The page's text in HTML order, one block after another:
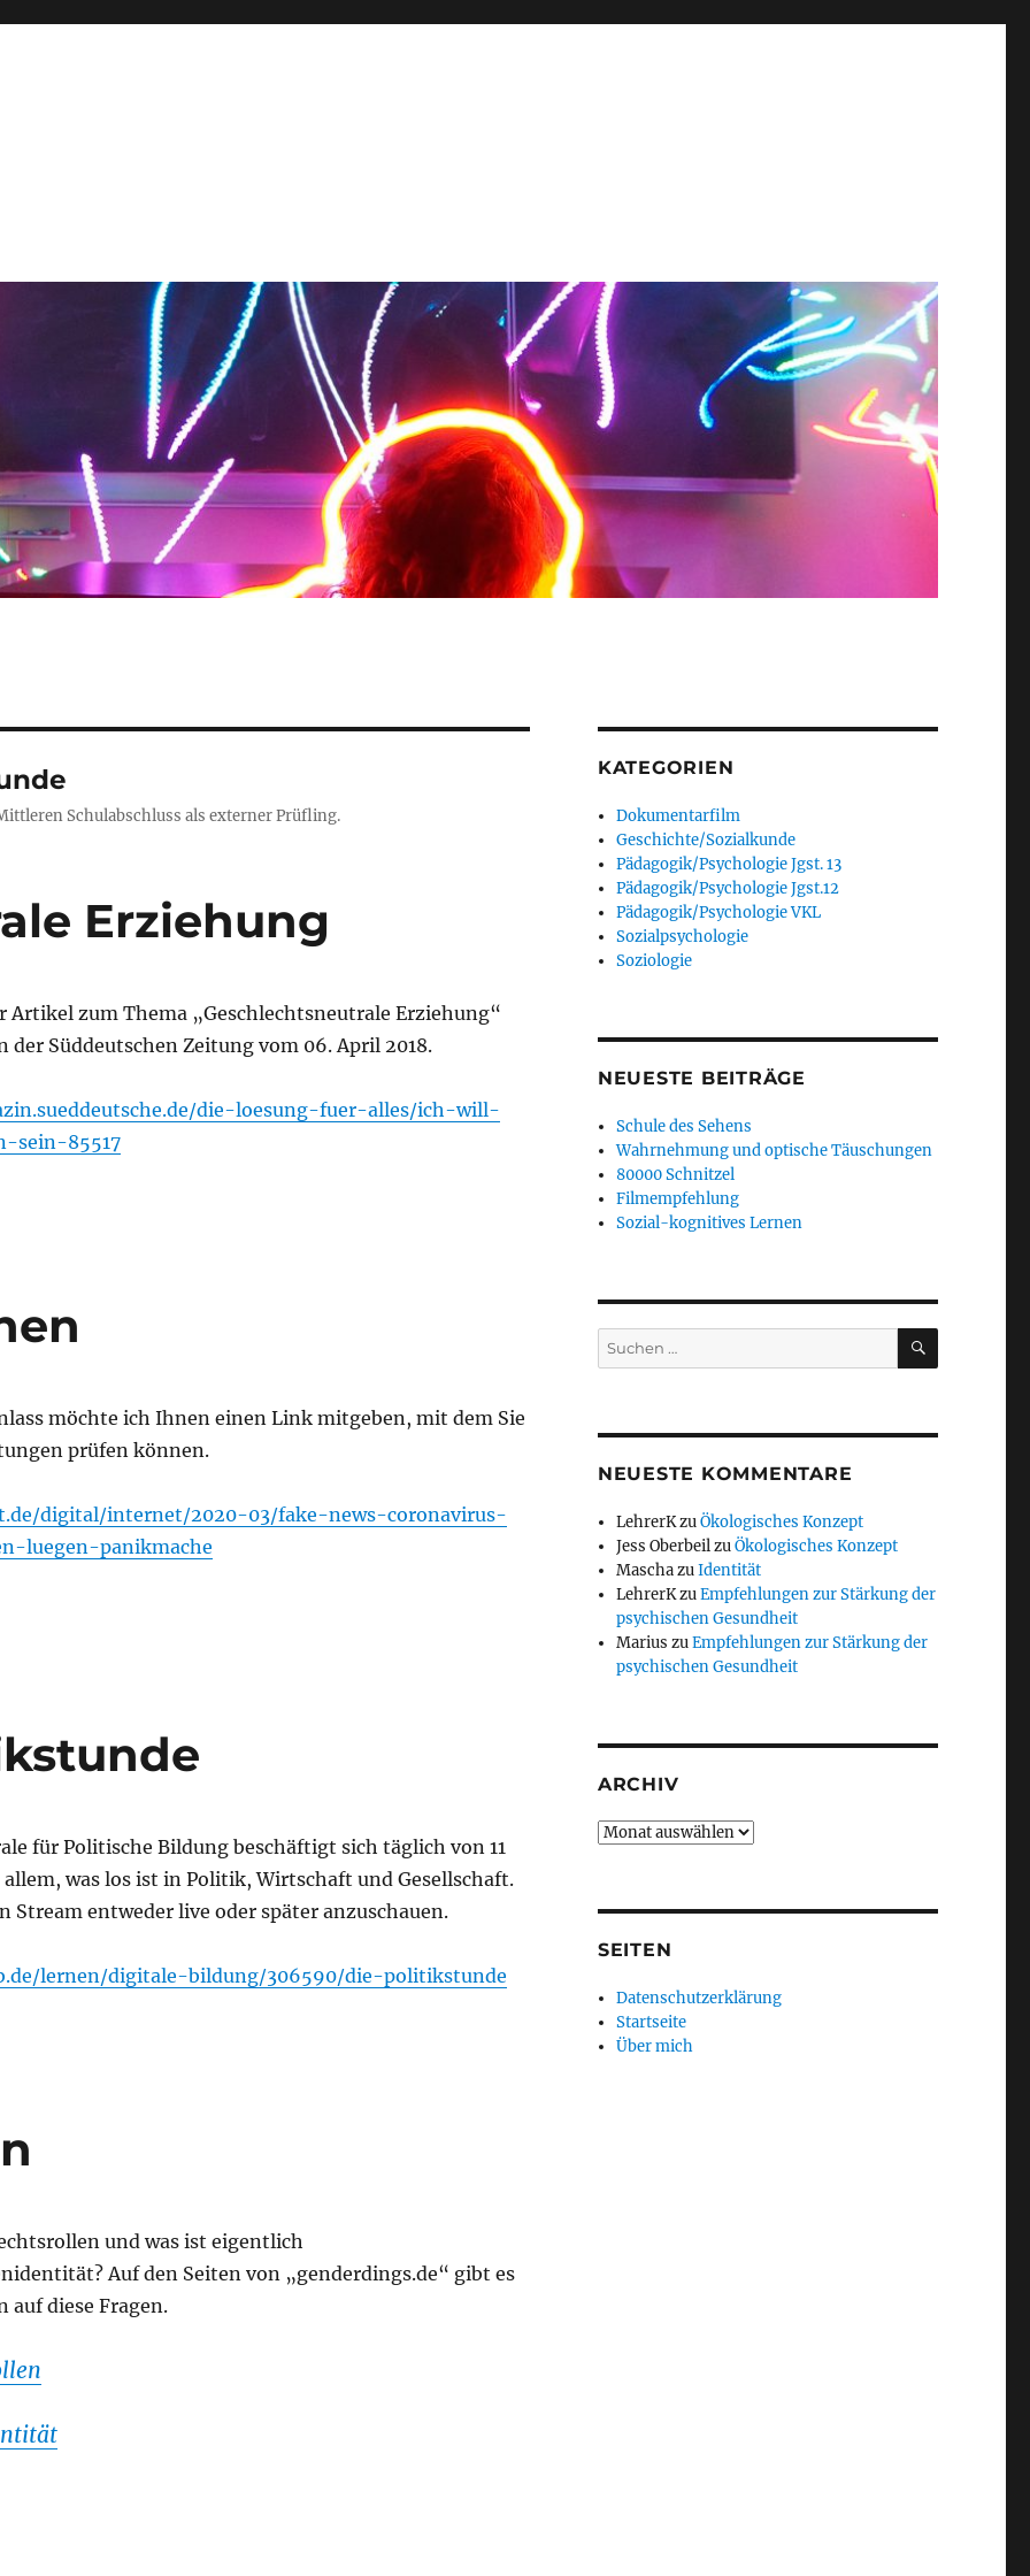
Schulabschluss als externer Prüfling.
Erziehung
Artikel zum Thema „Geschlechtsneutrale Erziehung“
der Süddeutschen Zeitung vom 06. April 2018.
die-loesung-fuer-alles/ich-will-
sein-85517
möchte ich Ihnen einen Link mitgeben, mit dem Sie
prüfen können.
digital/internet/2020-03/fake-news-coronavirus-
luegen-panikmache
für Politische Bildung beschäftigt sich täglich von 11
allem, was los ist in Politik, Wirtschaft und Gesellschaft.
Stream entweder live oder später anzuschauen.
lernen/digitale-bildung/306590/die-politikstunde
und was ist eigentlich
Auf den Seiten von „genderdings.de“ gibt es
auf diese Fragen.
KATEGORIEN
Dokumentarfilm
Geschichte/Sozialkunde
Pädagogik/Psychologie Jgst. 13
Pädagogik/Psychologie Jgst.12
Pädagogik/Psychologie VKL
Sozialpsychologie
Soziologie
NEUESTE BEITRÄGE
Schule des Sehens
Wahrnehmung und optische Täuschungen
80000 Schnitzel
Filmempfehlung
Sozial-kognitives Lernen
Suchen
nach:
SUCHEN
NEUESTE KOMMENTARE
LehrerKzuÖkologisches Konzept
Jess OberbeilzuÖkologisches Konzept
MaschazuIdentität
LehrerKzuEmpfehlungen zur Stärkung der
psychischen Gesundheit
Marius zuEmpfehlungen zur Stärkung der
psychischen Gesundheit
ARCHIV
Archiv
SEITEN
Datenschutzerklärung
Startseite
Über mich